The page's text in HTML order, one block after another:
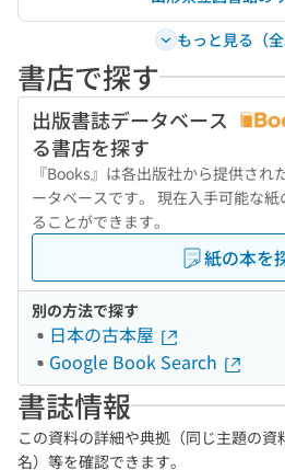
もっと見る（全
書店で探す
出版書誌データベース
る書店を探す
『Books』は各出版社から提供さ
ータベースです。 現在入手可能な
ることができます。
紙の本を
別の方法で探す
日本の古本屋
Google Book Search
書誌情報
この資料の詳細や典拠（同じ主題の
名）等を確認できます。